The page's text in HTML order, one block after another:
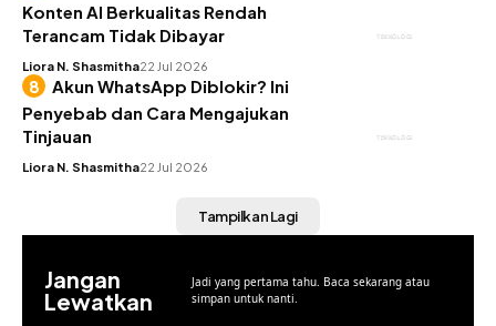
TEKNOLOGI
Konten AI Berkualitas Rendah
Terancam Tidak Dibayar
Liora N. Shasmitha22 Jul 2026
TEKNOLOGI
Akun WhatsApp Diblokir? Ini
Penyebab dan Cara Mengajukan
Tinjauan
Liora N. Shasmitha22 Jul 2026
Tampilkan Lagi
Jangan
Lewatkan
Jadi yang pertama tahu. Baca sekarang atau
simpan untuk nanti.